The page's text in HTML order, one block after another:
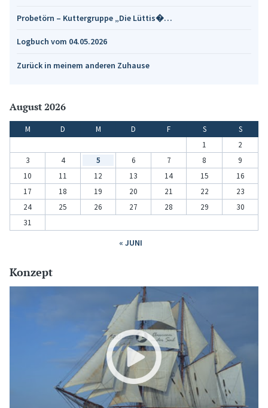
Probetörn – Kuttergruppe „Die Lüttis�…
Logbuch vom 04.05.2026
Zurück in meinem anderen Zuhause
August 2026
M D M D F S
S
1
2
3
4 5 6 7 8
9
10
11 12 13 14 15
16
17
18 19 20 21 22
23
24
25 26 27 28 29
30
31
« JUNI
Konzept